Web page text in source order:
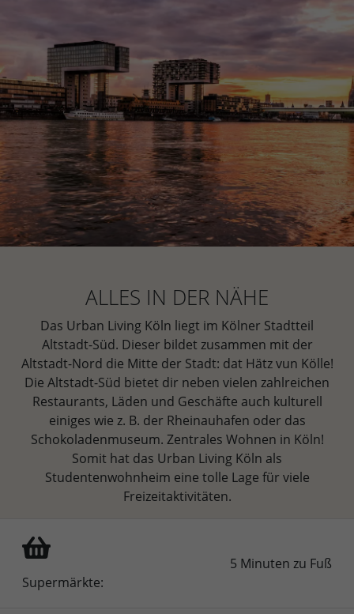
ALLES IN DER NÄHE
Das Urban Living Köln liegt im Kölner Stadtteil
Altstadt-Süd. Dieser bildet zusammen mit der
Altstadt-Nord die Mitte der Stadt: dat Hätz vun Kölle!
Die Altstadt-Süd bietet dir neben vielen zahlreichen
Restaurants, Läden und Geschäfte auch kulturell
einiges wie z. B. der Rheinauhafen oder das
Schokoladenmuseum. Zentrales Wohnen in Köln!
Somit hat das Urban Living Köln als
Studentenwohnheim eine tolle Lage für viele
Freizeitaktivitäten.
Supermärkte:
5 Minuten zu Fuß